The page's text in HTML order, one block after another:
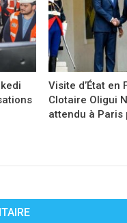
Visite d’État en
Clotaire Oligui
attendu à Paris